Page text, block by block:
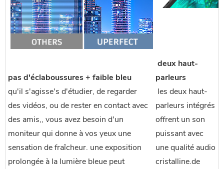
pas d'éclaboussures + faible bleu
qu'il s'agisse's d'étudier, de regarder
des vidéos, ou de rester en contact avec
des amis,, vous avez besoin d'un
moniteur qui donne à vos yeux une
sensation de fraîcheur. une exposition
prolongée à la lumière bleue peut
parleurs
parleurs intégrés
offrent un son
puissant avec
une qualité audio
cristalline.de